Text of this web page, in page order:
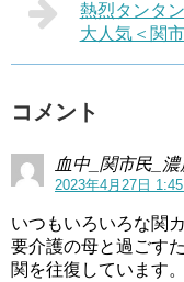
熱烈タンタ
大人気＜関
コメント
血中_関市民_濃
2023年4月27日
いつもいろいろな関
要介護の母と過ごす
関を往復しています